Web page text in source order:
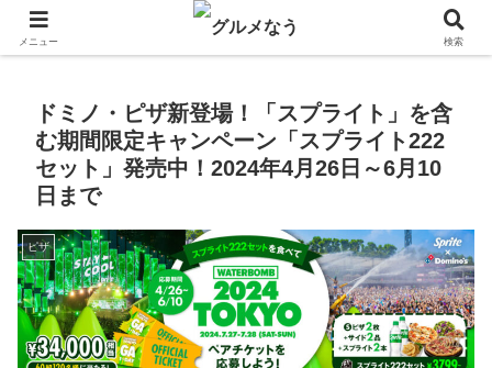
飲食店キャンペーン・食品飲料お菓子新発売のグルメニュース。
ドミノ・ピザ新登場！「スプライト」を含
む期間限定キャンペーン「スプライト222
セット」発売中！2024年4月26日～6月10
日まで
ピザ
メニュー 検索